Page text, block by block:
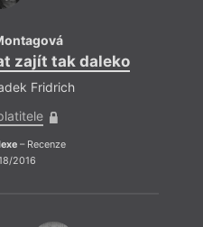
zajít tak daleko
Fridrich
– Recenze
2016